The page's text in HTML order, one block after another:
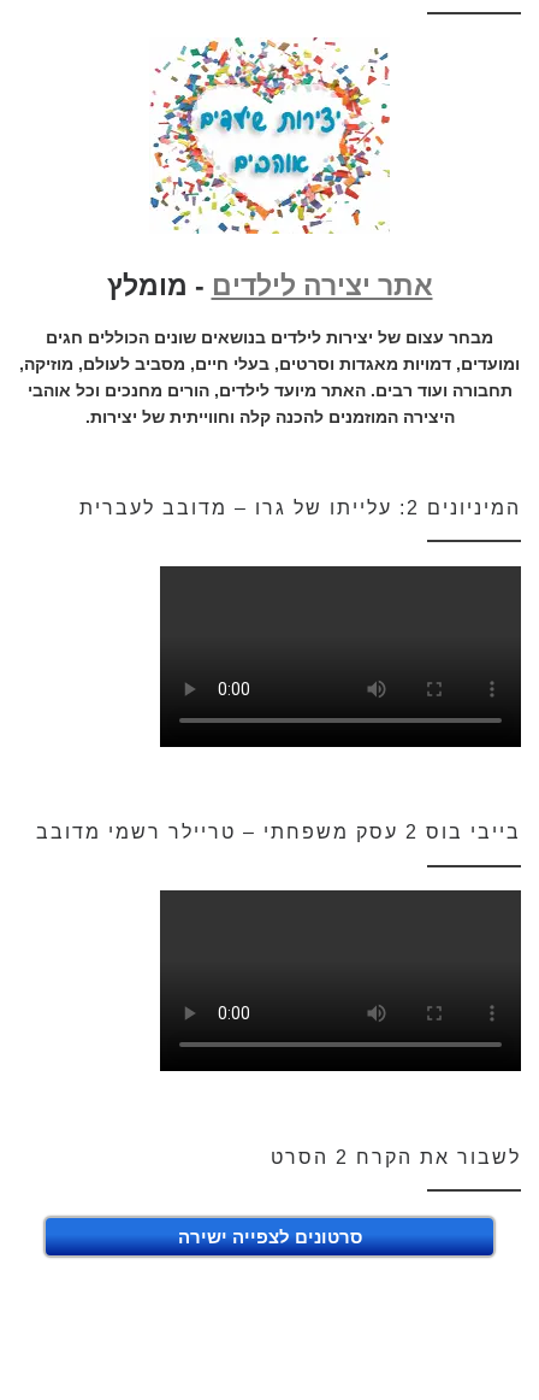
אתר יצירה לילדים - מומלץ
מבחר עצום של יצירות לילדים בנושאים שונים הכוללים חגים
ומועדים, דמויות מאגדות וסרטים, בעלי חיים, מסביב לעולם, מוזיקה,
תחבורה ועוד רבים. האתר מיועד לילדים, הורים מחנכים וכל אוהבי
היצירה המוזמנים להכנה קלה וחווייתית של יצירות.
המיניונים 2: עלייתו של גרו – מדובב לעברית
בייבי בוס 2 עסק משפחתי – טריילר רשמי מדובב
לשבור את הקרח 2 הסרט
סרטונים לצפייה ישירה